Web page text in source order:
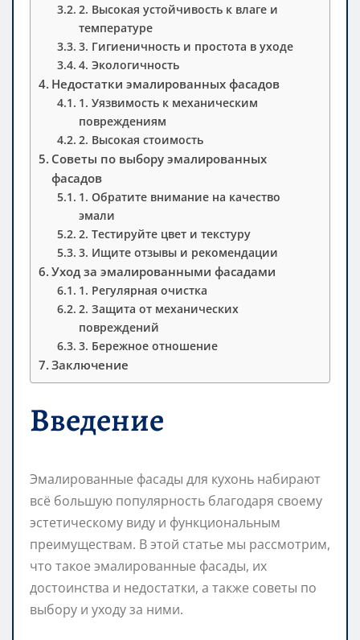
2. Высокая устойчивость к влаге и
температуре
3. Гигиеничность и простота в уходе
4. Экологичность
Недостатки эмалированных фасадов
1. Уязвимость к механическим
повреждениям
2. Высокая стоимость
Советы по выбору эмалированных
фасадов
1. Обратите внимание на качество
эмали
2. Тестируйте цвет и текстуру
3. Ищите отзывы и рекомендации
Уход за эмалированными фасадами
1. Регулярная очистка
2. Защита от механических
повреждений
3. Бережное отношение
Заключение
Введение
Эмалированные фасады для кухонь набирают
всё большую популярность благодаря своему
эстетическому виду и функциональным
преимуществам. В этой статье мы рассмотрим,
что такое эмалированные фасады, их
достоинства и недостатки, а также советы по
выбору и уходу за ними.